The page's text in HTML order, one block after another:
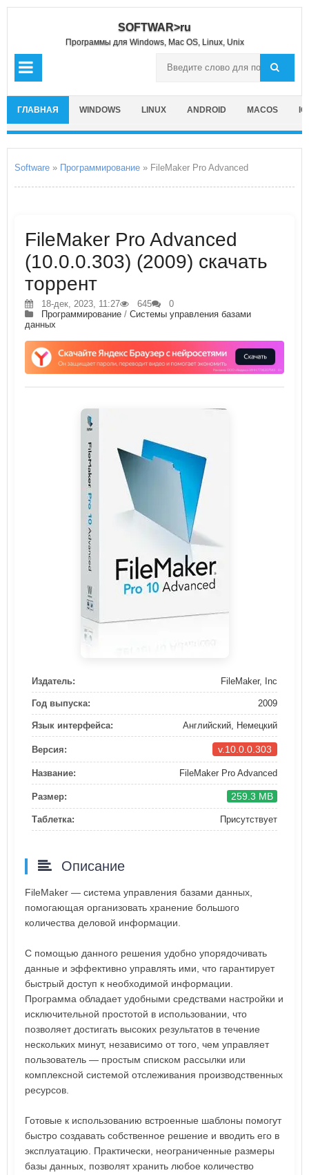
SOFTWAR>ru
Программы для Windows, Mac OS, Linux, Unix
ГЛАВНАЯ WINDOWS LINUX ANDROID MACOS
Software » Программирование » FileMaker Pro Advanced
FileMaker Pro Advanced
(10.0.0.303) (2009) скачать
торрент
18-дек, 2023, 11:27 645
0
Программирование / Системы управления базами
данных
Издатель: FileMaker, Inc
Год выпуска: 2009
Язык интерфейса: Английский, Немецкий
Версия: v.10.0.0.303
Название: FileMaker Pro Advanced
Размер: 259.3 MB
Таблетка: Присутствует
Описание
FileMaker — система управления базами данных,
помогающая организовать хранение большого
количества деловой информации.
С помощью данного решения удобно упорядочивать
данные и эффективно управлять ими, что гарантирует
быстрый доступ к необходимой информации.
Программа обладает удобными средствами настройки и
исключительной простотой в использовании, что
позволяет достигать высоких результатов в течение
нескольких минут, независимо от того, чем управляет
пользователь — простым списком рассылки или
комплексной системой отслеживания производственных
ресурсов.
Готовые к использованию встроенные шаблоны помогут
быстро создавать собственное решение и вводить его в
эксплуатацию. Практически, неограниченные размеры
базы данных, позволят хранить любое количество